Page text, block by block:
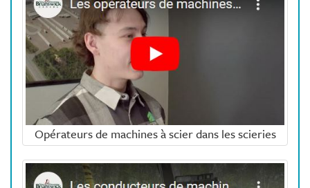
Opérateurs de machines à scier dans les scieries